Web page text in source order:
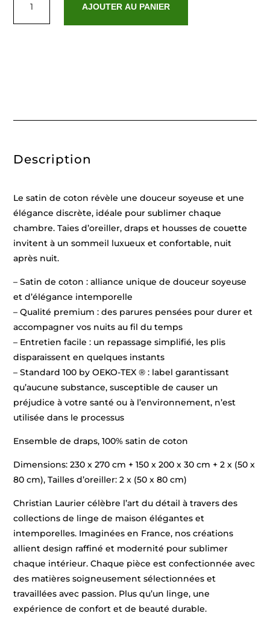
Ensemble
270
x
200
+
2
(50
x
80
cm)
AJOUTER AU PANIER
Description
Le satin de coton révèle une douceur soyeuse et une
élégance discrète, idéale pour sublimer chaque
chambre. Taies d’oreiller, draps et housses de couette
invitent à un sommeil luxueux et confortable, nuit
après nuit.
– Satin de coton : alliance unique de douceur soyeuse
et d’élégance intemporelle
– Qualité premium : des parures pensées pour durer et
accompagner vos nuits au fil du temps
– Entretien facile : un repassage simplifié, les plis
disparaissent en quelques instants
– Standard 100 by OEKO-TEX ® : label garantissant
qu’aucune substance, susceptible de causer un
préjudice à votre santé ou à l’environnement, n’est
utilisée dans le processus
Ensemble de draps, 100% satin de coton
Dimensions: 230 x 270 cm + 150 x 200 x 30 cm + 2 x (50 x
80 cm), Tailles d’oreiller: 2 x (50 x 80 cm)
Christian Laurier célèbre l’art du détail à travers des
collections de linge de maison élégantes et
intemporelles. Imaginées en France, nos créations
allient design raffiné et modernité pour sublimer
chaque intérieur. Chaque pièce est confectionnée avec
des matières soigneusement sélectionnées et
travaillées avec passion. Plus qu’un linge, une
expérience de confort et de beauté durable.